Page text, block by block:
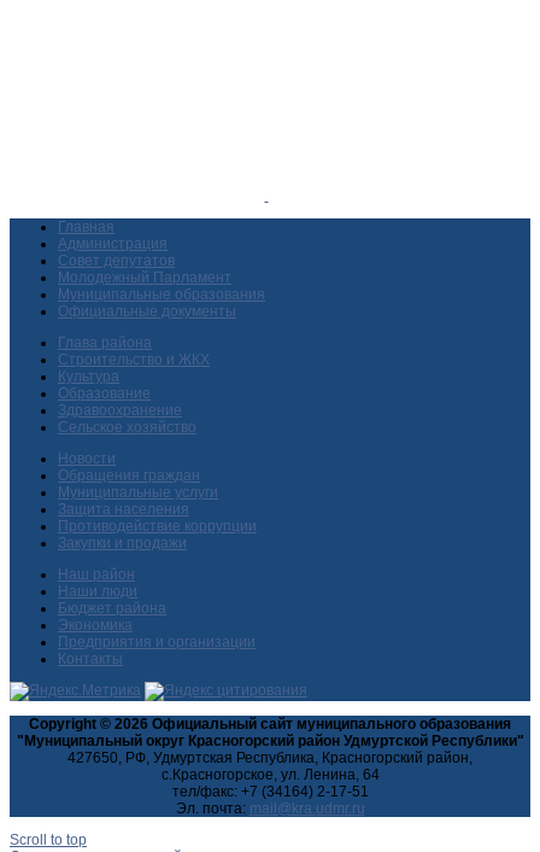
Главная
Администрация
Совет депутатов
Молодежный Парламент
Муниципальные образования
Официальные документы
Глава района
Строительство и ЖКХ
Культура
Образование
Здравоохранение
Сельское хозяйство
Новости
Обращения граждан
Муниципальные услуги
Защита населения
Противодействие коррупции
Закупки и продажи
Наш район
Наши люди
Бюджет района
Экономика
Предприятия и организации
Контакты
Copyright © 2026 Официальный сайт муниципального образования
"Муниципальный округ Красногорский район Удмуртской Республики"
427650, РФ, Удмуртская Республика, Красногорский район,
с.Красногорское, ул. Ленина, 64
тел/факс: +7 (34164) 2-17-51
Эл. почта:
Scroll to top